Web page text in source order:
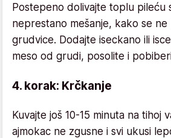
Postepeno dolivajte toplu pileću
neprestano mešanje, kako se ne
grudvice. Dodajte iseckano ili
meso od grudi, posolite i
4. korak: Krčkanje
Kuvajte još 10-15 minuta na tihoj
ajmokac ne zgusne i svi ukusi